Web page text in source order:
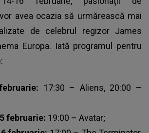
avea ocazia să urmărească mai
de celebrul regizor James
Europa. Iată programul pentru
17:30 – Aliens, 20:00 –
februarie: 19:00 – Avatar;